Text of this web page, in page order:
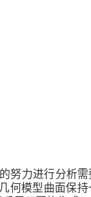
努力进行分析
何模型曲面保